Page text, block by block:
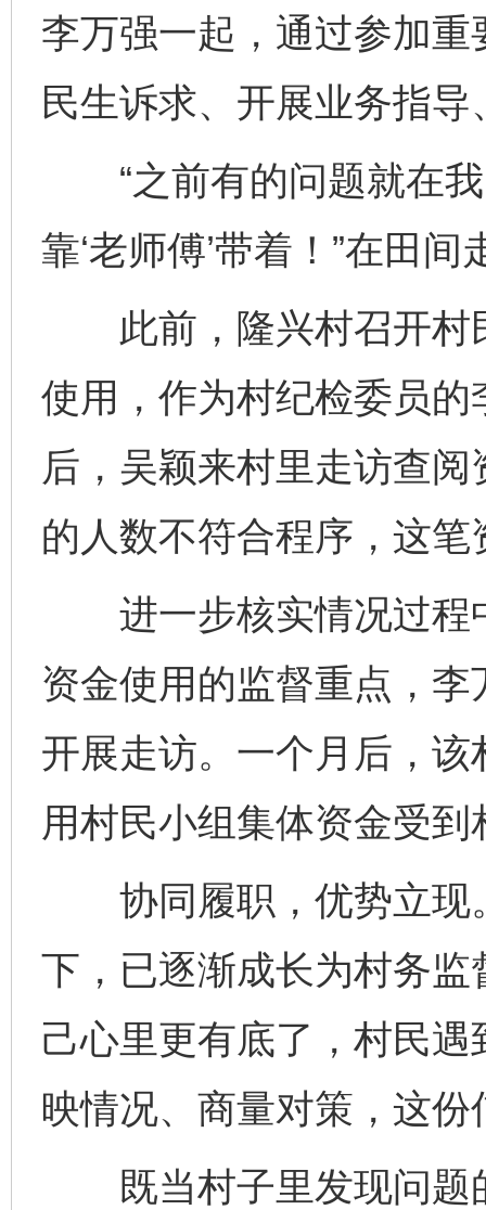
李万强一起，通过参加
民生诉求、开展业务指
“之前有的问题就在我
靠‘老师傅’带着！”在田
此前，隆兴村召开村
使用，作为村纪检委员
后，吴颖来村里走访查
的人数不符合程序，这
进一步核实情况过程
资金使用的监督重点，
开展走访。一个月后，
用村民小组集体资金受到
协同履职，优势立现
下，已逐渐成长为村务监
己心里更有底了，村民
映情况、商量对策，这
既当村子里发现问题